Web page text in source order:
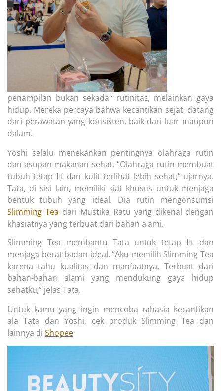
penampilan bukan sekadar rutinitas, melainkan gaya
hidup. Mereka percaya bahwa kecantikan sejati datang
dari perawatan yang konsisten, baik dari luar maupun
dalam.
Yoshi selalu menekankan pentingnya olahraga rutin
dan asupan makanan sehat. “Olahraga rutin membuat
tubuh tetap fit dan kulit terlihat lebih sehat,” ujarnya.
Tata, di sisi lain, memiliki kiat khusus untuk menjaga
bentuk tubuh yang ideal. Dia rutin mengonsumsi
Slimming Tea dari Mustika Ratu yang dikenal dengan
khasiatnya yang terbuat dari bahan alami.
Slimming Tea membantu Tata untuk tetap fit dan
menjaga berat badan ideal. “Aku memilih Slimming Tea
karena tahu kualitas dan manfaatnya. Terbuat dari
bahan-bahan alami yang mendukung gaya hidup
sehatku,” jelas Tata.
Untuk kamu yang ingin mencoba rahasia kecantikan
ala Tata dan Yoshi, cek produk Slimming Tea dan
lainnya di Shopee.